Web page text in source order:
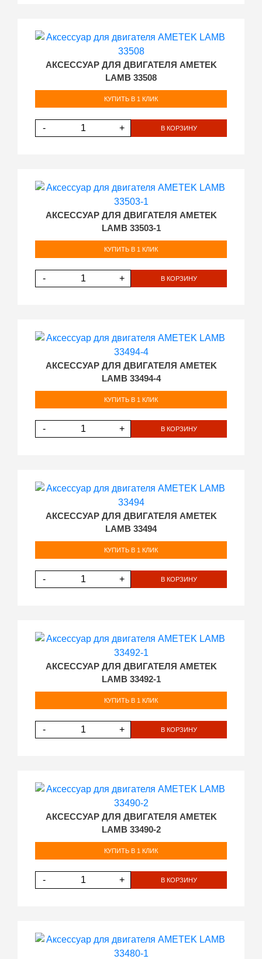
АКСЕССУАР ДЛЯ ДВИГАТЕЛЯ AMETEK
LAMB 33508
КУПИТЬ В 1 КЛИК
- + В КОРЗИНУ
АКСЕССУАР ДЛЯ ДВИГАТЕЛЯ AMETEK
LAMB 33503-1
КУПИТЬ В 1 КЛИК
- + В КОРЗИНУ
АКСЕССУАР ДЛЯ ДВИГАТЕЛЯ AMETEK
LAMB 33494-4
КУПИТЬ В 1 КЛИК
- + В КОРЗИНУ
АКСЕССУАР ДЛЯ ДВИГАТЕЛЯ AMETEK
LAMB 33494
КУПИТЬ В 1 КЛИК
- + В КОРЗИНУ
АКСЕССУАР ДЛЯ ДВИГАТЕЛЯ AMETEK
LAMB 33492-1
КУПИТЬ В 1 КЛИК
- + В КОРЗИНУ
АКСЕССУАР ДЛЯ ДВИГАТЕЛЯ AMETEK
LAMB 33490-2
КУПИТЬ В 1 КЛИК
- + В КОРЗИНУ